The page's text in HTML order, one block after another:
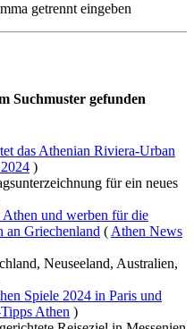
getrennt eingeben
Suchmuster gefunden
das Athenian Riviera-Urban
)
für ein neues
und werben für die
an Griechenland ( Athen News
Neuseeland, Australien,
Spiele 2024 in Paris und
Athen )